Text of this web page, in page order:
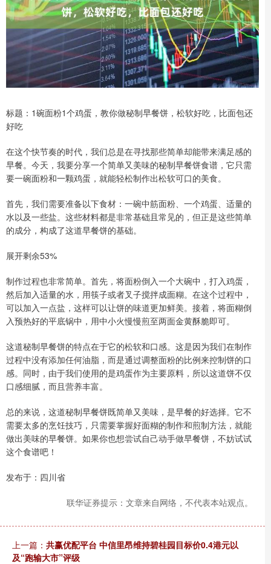
标题：1碗面粉1个鸡蛋，教你做秘制早餐饼，松软好吃，比面包还
好吃
在这个快节奏的时代，我们总是在寻找那些简单却能带来满足感的
早餐。今天，我要分享一个简单又美味的秘制早餐饼食谱，它只需
要一碗面粉和一颗鸡蛋，就能轻松制作出松软可口的美食。
首先，我们需要准备以下食材：一碗中筋面粉、一个鸡蛋、适量的
水以及一些盐。这些材料都是非常基础且常见的，但正是这些简单
的成分，构成了这道早餐饼的基础。
展开剩余53%
制作过程也非常简单。首先，将面粉倒入一个大碗中，打入鸡蛋，
然后加入适量的水，用筷子或者叉子搅拌成面糊。在这个过程中，
可以加入一点盐，这样可以让饼的味道更加鲜美。接着，将面糊倒
入预热好的平底锅中，用中小火慢慢煎至两面金黄酥脆即可。
这道秘制早餐饼的特点在于它的松软和口感。这是因为我们在制作
过程中没有添加任何油脂，而是通过调整面粉的比例来控制饼的口
感。同时，由于我们使用的是鸡蛋作为主要原料，所以这道饼不仅
口感细腻，而且营养丰富。
总的来说，这道秘制早餐饼既简单又美味，是早餐的好选择。它不
需要太多的烹饪技巧，只需要掌握好面糊的制作和煎制方法，就能
做出美味的早餐饼。如果你也想尝试自己动手做早餐饼，不妨试试
这个食谱吧！
发布于：四川省
联华证券提示：文章来自网络，不代表本站观点。
上一篇： 共赢优配平台 中信里昂维持碧桂园目标价0.4港元以
及“跑输大市”评级